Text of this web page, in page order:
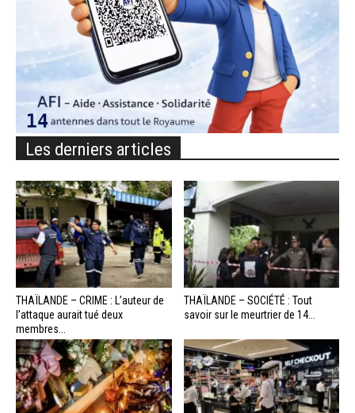
Les derniers articles
THAÏLANDE – CRIME : L’auteur de
l’attaque aurait tué deux
membres...
THAÏLANDE – SOCIÉTÉ : Tout
savoir sur le meurtrier de 14...